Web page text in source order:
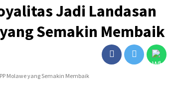
Jadi Landasan
Semakin Membaik